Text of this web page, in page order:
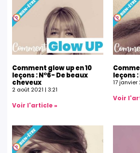
Comment glow up en 10
leçons : N°6- De beaux
cheveux
2 août 2021 3:21
Voir l'article »
leçons :
17 janvier
Voir